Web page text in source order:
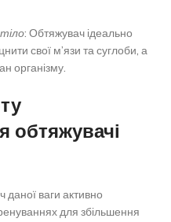
: Обтяжувач ідеально
свої м’язи та суглоби, а
організму.
обтяжувачі
даної ваги активно
для збільшення